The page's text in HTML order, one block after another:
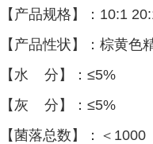
【产品规格】：10:1
【产品性状】：棕黄色
【水 分】：≤5%
【灰 分】：≤5%
【菌落总数】：＜1000